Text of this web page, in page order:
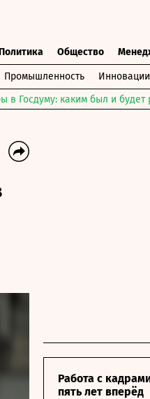
Общество
Промышленность
в Госдуму: каким был и будет
Работа с
пять лет вперёд